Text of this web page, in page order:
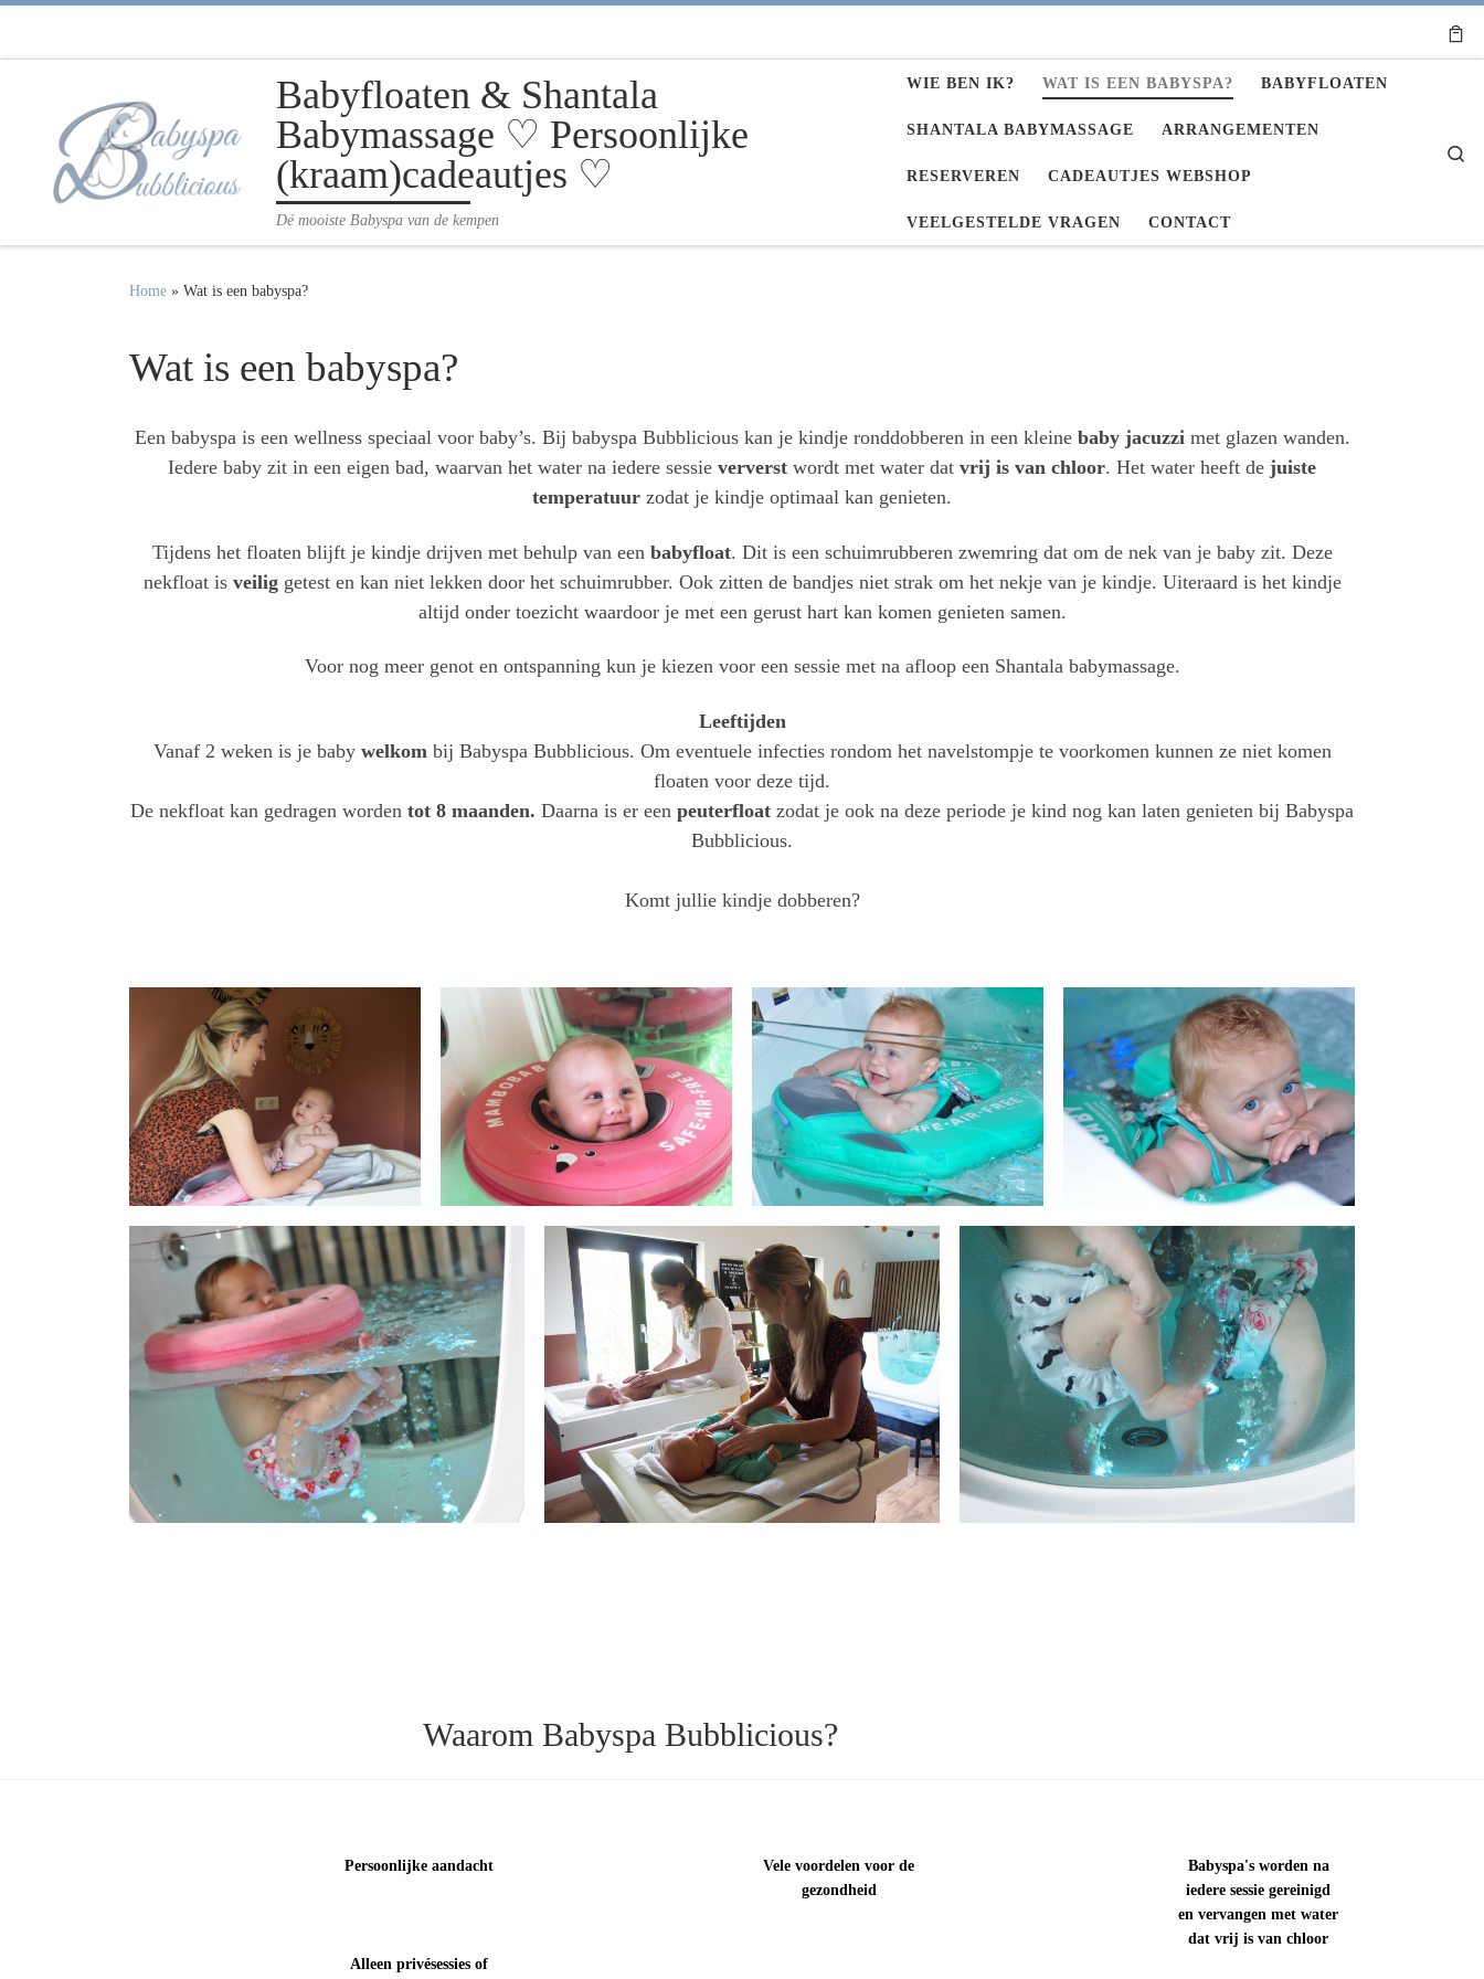
Babyfloaten & Shantala
Babymassage ♡ Persoonlijke
(kraam)cadeautjes ♡
Dé mooiste Babyspa van de kempen
WIE BEN IK? WAT IS EEN BABYSPA? BABYFLOATEN
SHANTALA BABYMASSAGE ARRANGEMENTEN
RESERVEREN CADEAUTJES WEBSHOP
VEELGESTELDE VRAGEN CONTACT
Home » Wat is een babyspa?
Wat is een babyspa?
Een babyspa is een wellness speciaal voor baby’s. Bij babyspa Bubblicious kan je kindje ronddobberen in een kleine baby jacuzzimet glazen wanden.
Iedere baby zit in een eigen bad, waarvan het water na iedere sessie ververst wordt met water dat vrij is van chloor. Het water heeft de juiste
temperatuur zodat je kindje optimaal kan genieten.
Tijdens het floaten blijft je kindje drijven met behulp van een babyfloat. Dit is een schuimrubberen zwemring dat om de nek van je baby zit. Deze
nekfloat is veiliggetest en kan niet lekken door het schuimrubber. Ook zitten de bandjes niet strak om het nekje van je kindje. Uiteraard is het kindje
altijd onder toezicht waardoor je met een gerust hart kan komen genieten samen.
Voor nog meer genot en ontspanning kun je kiezen voor een sessie met na afloop een Shantala babymassage.
Leeftijden
Vanaf 2 weken is je baby welkom bij Babyspa Bubblicious. Om eventuele infecties rondom het navelstompje te voorkomen kunnen ze niet komen
floaten voor deze tijd.
De nekfloat kan gedragen worden tot 8 maanden. Daarna is er een peuterfloat zodat je ook na deze periode je kind nog kan laten genieten bij Babyspa
Bubblicious.
Komt jullie kindje dobberen?
Waarom Babyspa Bubblicious?
Persoonlijke aandacht
Alleen privésessies of
Vele voordelen voor de
gezondheid
Babyspa's worden na
iedere sessie gereinigd
en vervangen met water
dat vrij is van chloor